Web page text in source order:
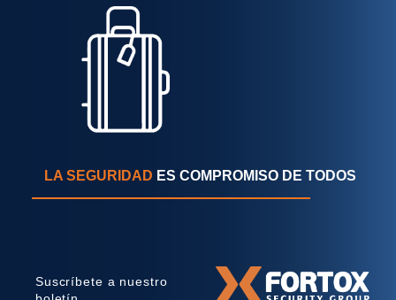
LA SEGURIDAD ES COMPROMISO DE TODOS
Suscríbete a nuestro